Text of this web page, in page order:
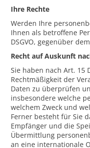
Ihre Rechte
Werden Ihre
Ihnen als betroffene
DSGVO, gegenüber
Recht auf Auskunft
Sie haben nach Art. 15
Rechtmäßigkeit der
Daten zu überprüfen
insbesondere welche
welchem Zweck und
Ferner besteht für Sie
Empfänger und die
Übermittlung
an eine internationale